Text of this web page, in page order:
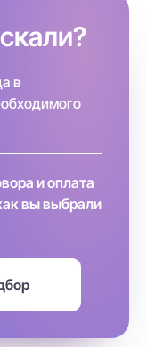
в
и оплата
вы выбрали